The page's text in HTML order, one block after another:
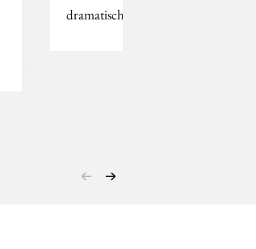
dramatisch slechte PR?